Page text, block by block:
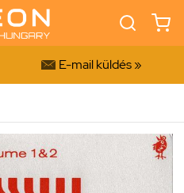
 E-mail küldés »